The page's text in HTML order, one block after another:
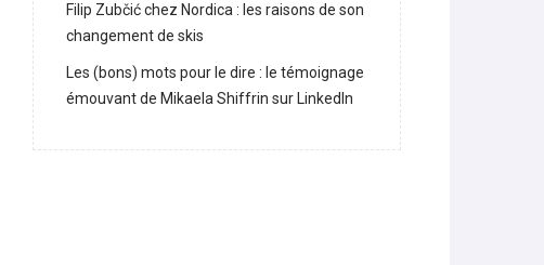
Filip Zubčić chez Nordica : les raisons de son
changement de skis
Les (bons) mots pour le dire : le témoignage
émouvant de Mikaela Shiffrin sur LinkedIn